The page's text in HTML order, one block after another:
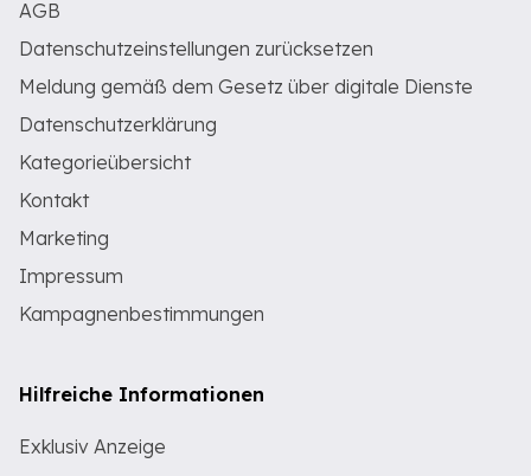
AGB
Datenschutzeinstellungen zurücksetzen
Meldung gemäß dem Gesetz über digitale Dienste
Datenschutzerklärung
Kategorieübersicht
Kontakt
Marketing
Impressum
Kampagnenbestimmungen
Hilfreiche Informationen
Exklusiv Anzeige